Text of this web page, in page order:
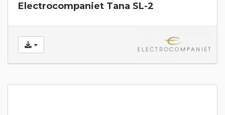
Electrocompaniet Tana SL-2